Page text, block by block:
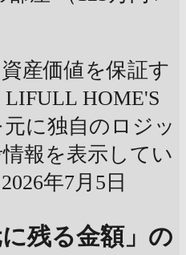
産価値を保証す
HOME'S
に独自のロジッ
報を表示してい
年7月5日
残る金額」の